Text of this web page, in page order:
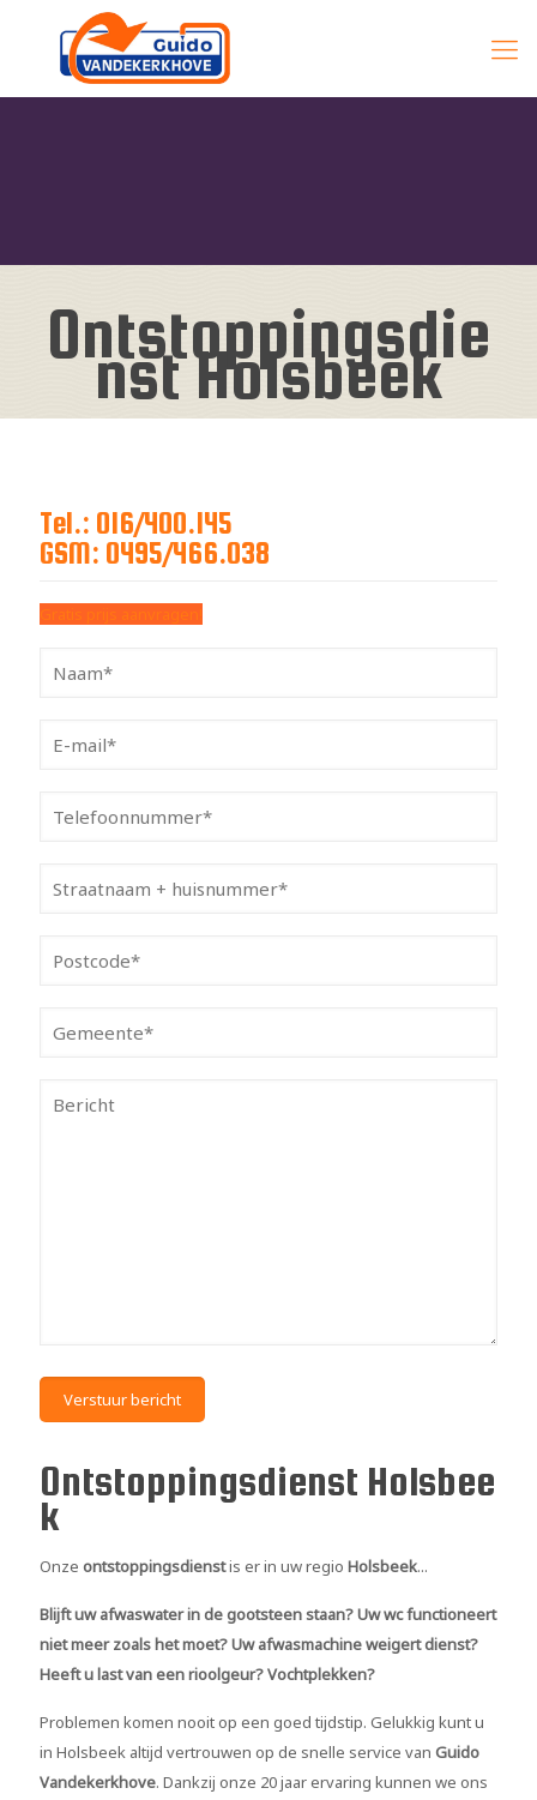
Ontstoppingsdie
nst Holsbeek
Tel.: 016/400.145
GSM: 0495/466.038
Ontstoppingsdienst Holsbee
k
Onze ontstoppingsdienstis er in uw regio Holsbeek...
Blijft uw afwaswater in de gootsteen staan? Uw wc functioneert
niet meer zoals het moet? Uw afwasmachine weigert dienst?
Heeft u last van een rioolgeur? Vochtplekken?
Problemen komen nooit op een goed tijdstip. Gelukkig kunt u
in Holsbeek altijd vertrouwen op de snelle service van Guido
Vandekerkhove. Dankzij onze 20 jaar ervaring kunnen we ons